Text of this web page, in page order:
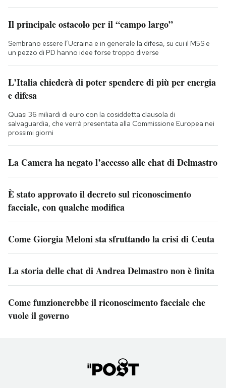
Il principale ostacolo per il “campo largo”
Sembrano essere l’Ucraina e in generale la difesa, su cui il M5S e
un pezzo di PD hanno idee forse troppo diverse
L’Italia chiederà di poter spendere di più per energia
e difesa
Quasi 36 miliardi di euro con la cosiddetta clausola di
salvaguardia, che verrà presentata alla Commissione Europea nei
prossimi giorni
La Camera ha negato l’accesso alle chat di Delmastro
È stato approvato il decreto sul riconoscimento
facciale, con qualche modifica
Come Giorgia Meloni sta sfruttando la crisi di Ceuta
La storia delle chat di Andrea Delmastro non è finita
Come funzionerebbe il riconoscimento facciale che
vuole il governo